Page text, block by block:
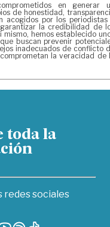
en generar
de honestidad,
acogidos por los periodistas
la credibilidad de
hemos establecido
buscan prevenir
inadecuados de conflicto
la veracidad de
toda la
redes sociales